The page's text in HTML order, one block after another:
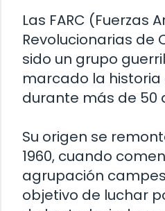
Las FARC (Fuerzas
Revolucionarias de
sido un grupo
marcado la
durante más de 50
Su origen se
1960, cuando
agrupación
objetivo de luchar